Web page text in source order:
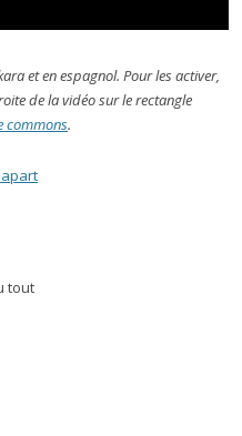
et en espagnol. Pour les activer,
de la vidéo sur le rectangle
commons.
tout